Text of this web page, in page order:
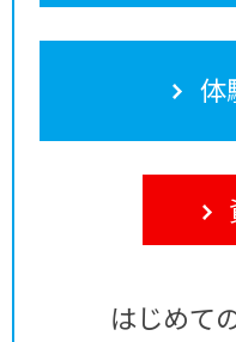
体
はじめて